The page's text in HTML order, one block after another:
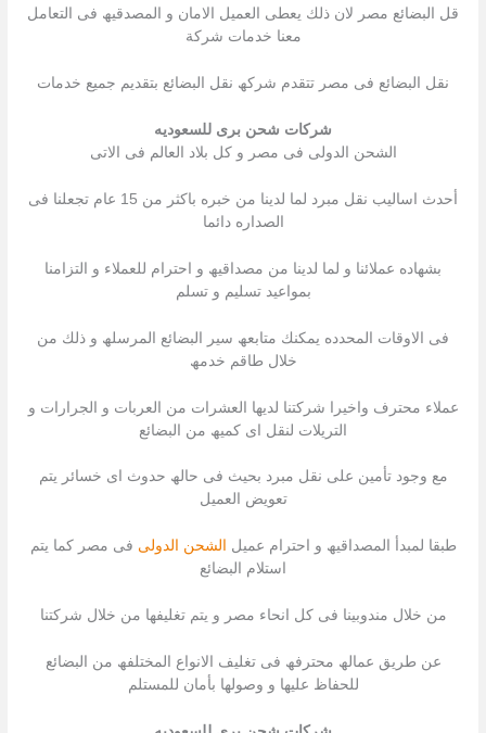
قل البضائع مصر لان ذلك یعطى العمیل الامان و المصدقیھ فى التعامل
معنا خدمات شركة
نقل البضائع فى مصر تتقدم شركھ نقل البضائع بتقدیم جمیع خدمات
شركات شحن برى للسعوديه
الشحن الدولى فى مصر و كل بلاد العالم فى الاتى
أحدث اسالیب نقل مبرد لما لدینا من خبره باكثر من 15 عام تجعلنا فى
الصداره دائما
بشھاده عملائنا و لما لدینا من مصداقیھ و احترام للعملاء و التزامنا
بمواعید تسلیم و تسلم
فى الاوقات المحدده یمكنك متابعھ سیر البضائع المرسلھ و ذلك من
خلال طاقم خدمھ
عملاء محترف واخیرا شركتنا لدیھا العشرات من العربات و الجرارات و
التریلات لنقل اى كمیھ من البضائع
مع وجود تأمین على نقل مبرد بحیث فى حالھ حدوث اى خسائر یتم
تعویض العمیل
طبقا لمبدأ المصداقیھ و احترام عمیل الشحن الدولى فى مصر كما یتم
استلام البضائع
من خلال مندوبینا فى كل انحاء مصر و یتم تغلیفھا من خلال شركتنا
عن طریق عمالھ محترفھ فى تغلیف الانواع المختلفھ من البضائع
للحفاظ علیھا و وصولھا بأمان للمستلم